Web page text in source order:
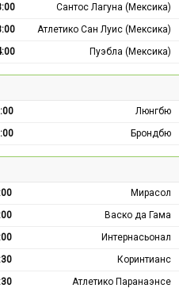
Сантос Лагуна (Мексика)
Атлетико Сан Луис (Мексика)
Пуэбла (Мексика)
Люнгбю
Брондбю
Мирасол
Васко да Гама
Интернасьонал
Коринтианс
Атлетико Паранаэнсе